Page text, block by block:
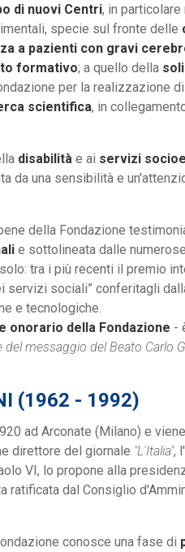
di nuovi Centri, in
specie sul fronte delle
a pazienti con gravi
formativo; a quello della
per la realizzazione
scientifica, in
disabilità e ai servizi
da una sensibilità e
della Fondazione
e sottolineata dalle
tra i più recenti il premio
servizi sociali” conferitagli
e tecnologiche.
onorario della Fondazione -
messaggio del Beato Carlo
(1962 - 1992)
ad Arconate (Milano) e
direttore del giornale "L'Italia",
VI, lo propone alla
ratificata dal Consiglio
conosce una fase di